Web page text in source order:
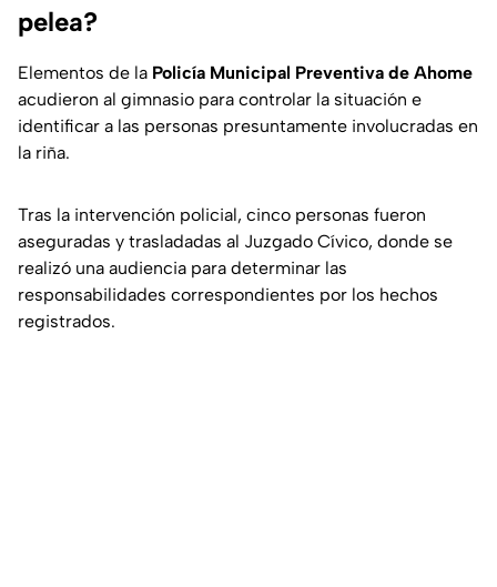
pelea?
Elementos de la Policía Municipal Preventiva de Ahome
acudieron al gimnasio para controlar la situación e
identificar a las personas presuntamente involucradas en
la riña.
Tras la intervención policial, cinco personas fueron
aseguradas y trasladadas al Juzgado Cívico, donde se
realizó una audiencia para determinar las
responsabilidades correspondientes por los hechos
registrados.